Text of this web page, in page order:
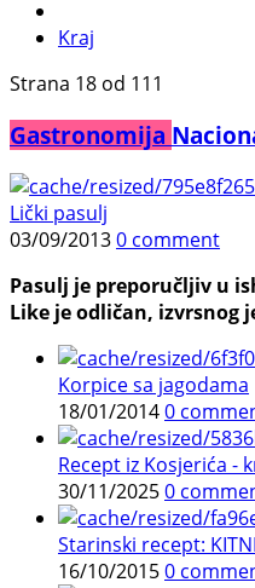
Kraj
Strana 18 od 111
Gastronomija
Lički pasulj
03/09/20130 comment
Pasulj je preporučljiv u
Like je odličan, izvrsnog
Korpice sa jagodama
18/01/20140
Recept iz Kosjerića -
30/11/20250
Starinski recept:
16/10/20150